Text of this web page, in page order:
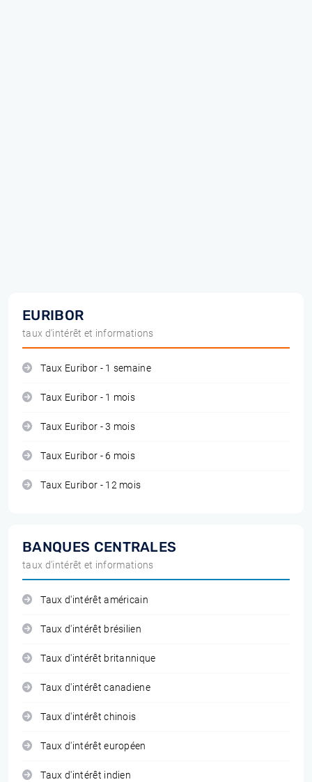
EURIBOR
taux d'intérêt et informations
Taux Euribor - 1 semaine
Taux Euribor - 1 mois
Taux Euribor - 3 mois
Taux Euribor - 6 mois
Taux Euribor - 12 mois
BANQUES CENTRALES
taux d'intérêt et informations
Taux d'intérêt américain
Taux d'intérêt brésilien
Taux d'intérêt britannique
Taux d'intérêt canadiene
Taux d'intérêt chinois
Taux d'intérêt européen
Taux d'intérêt indien